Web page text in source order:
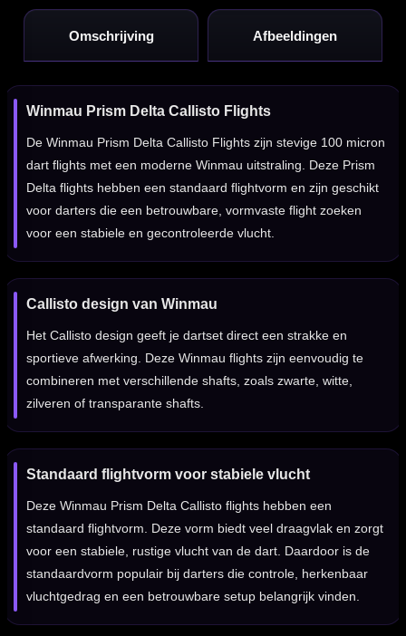
Omschrijving Afbeeldingen
Winmau Prism Delta Callisto Flights
De Winmau Prism Delta Callisto Flights zijn stevige 100 micron
dart flights met een moderne Winmau uitstraling. Deze Prism
Delta flights hebben een standaard flightvorm en zijn geschikt
voor darters die een betrouwbare, vormvaste flight zoeken
voor een stabiele en gecontroleerde vlucht.
Callisto design van Winmau
Het Callisto design geeft je dartset direct een strakke en
sportieve afwerking. Deze Winmau flights zijn eenvoudig te
combineren met verschillende shafts, zoals zwarte, witte,
zilveren of transparante shafts.
Standaard flightvorm voor stabiele vlucht
Deze Winmau Prism Delta Callisto flights hebben een
standaard flightvorm. Deze vorm biedt veel draagvlak en zorgt
voor een stabiele, rustige vlucht van de dart. Daardoor is de
standaardvorm populair bij darters die controle, herkenbaar
vluchtgedrag en een betrouwbare setup belangrijk vinden.